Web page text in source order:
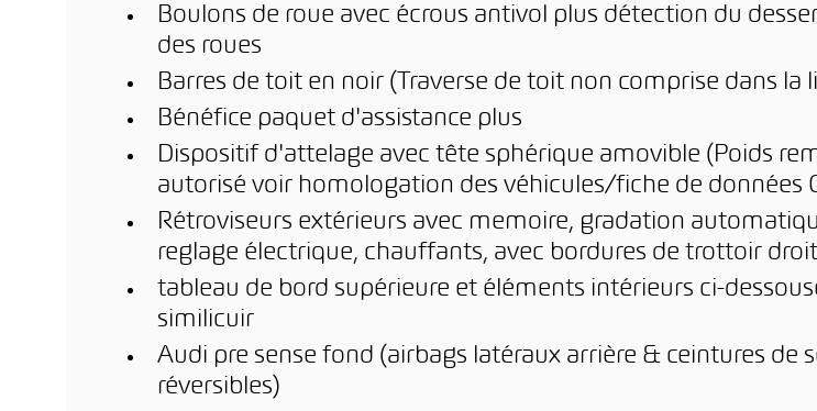
Boulons de roue avec écrous antivol plus détection du
des roues
Barres de toit en noir (Traverse de toit non comprise dans la
Bénéfice paquet d'assistance plus
Dispositif d'attelage avec tête sphérique amovible (Poids
autorisé voir homologation des véhicules/fiche de données
Rétroviseurs extérieurs avec memoire, gradation
reglage électrique, chauffants, avec bordures de trottoir
tableau de bord supérieure et éléments intérieurs ci-
similicuir
Audi pre sense fond (airbags latéraux arrière & ceintures de
réversibles)